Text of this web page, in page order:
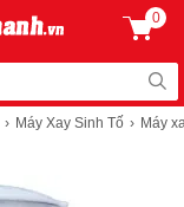
0
Máy Xay Sinh Tố Máy